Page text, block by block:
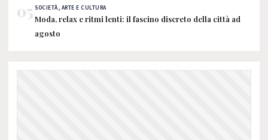
05 SOCIETÀ, ARTE E CULTURA
Moda, relax e ritmi lenti: il fascino discreto della città ad
agosto